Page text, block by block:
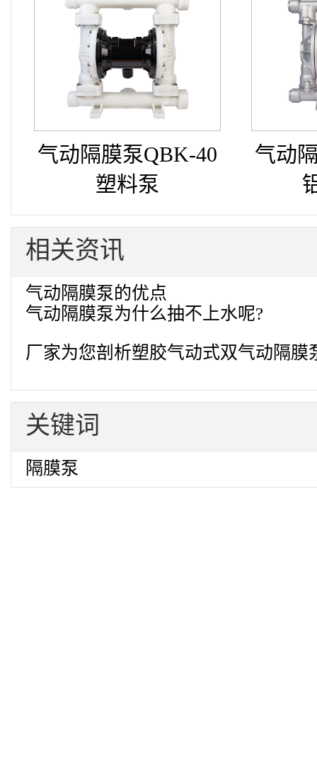
气动隔膜泵QBK-40
塑料泵
气动
相关资讯
气动隔膜泵的优点
气动隔膜泵为什么抽不上水呢?
厂家为您剖析塑胶气动式双气动隔膜
关键词
隔膜泵